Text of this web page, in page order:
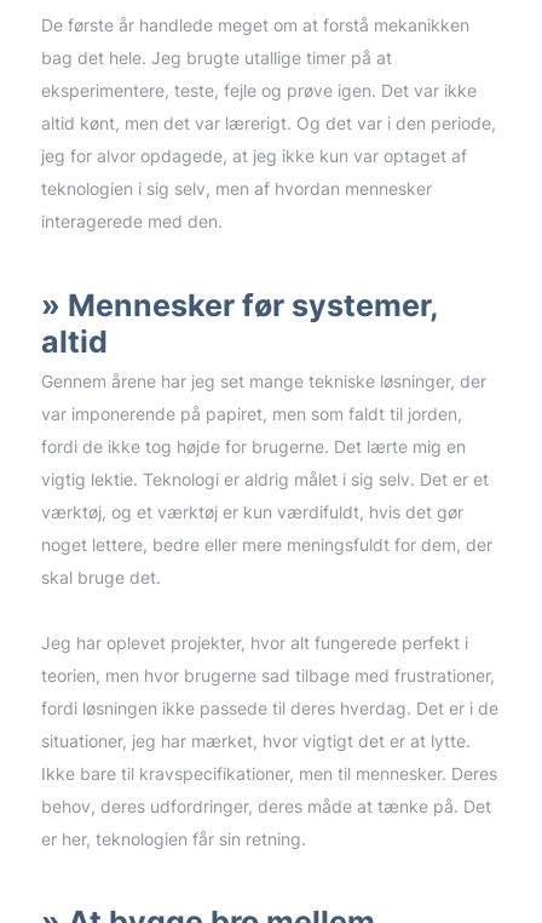
De første år handlede meget om at forstå mekanikken
bag det hele. Jeg brugte utallige timer på at
eksperimentere, teste, fejle og prøve igen. Det var ikke
altid kønt, men det var lærerigt. Og det var i den periode,
jeg for alvor opdagede, at jeg ikke kun var optaget af
teknologien i sig selv, men af hvordan mennesker
interagerede med den.
Mennesker før systemer,
altid
Gennem årene har jeg set mange tekniske løsninger, der
var imponerende på papiret, men som faldt til jorden,
fordi de ikke tog højde for brugerne. Det lærte mig en
vigtig lektie. Teknologi er aldrig målet i sig selv. Det er et
værktøj, og et værktøj er kun værdifuldt, hvis det gør
noget lettere, bedre eller mere meningsfuldt for dem, der
skal bruge det.
Jeg har oplevet projekter, hvor alt fungerede perfekt i
teorien, men hvor brugerne sad tilbage med frustrationer,
fordi løsningen ikke passede til deres hverdag. Det er i de
situationer, jeg har mærket, hvor vigtigt det er at lytte.
Ikke bare til kravspecifikationer, men til mennesker. Deres
behov, deres udfordringer, deres måde at tænke på. Det
er her, teknologien får sin retning.